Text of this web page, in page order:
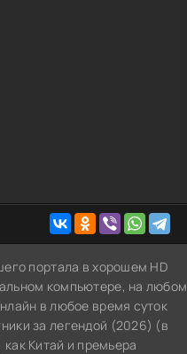
портала в хорошем HD
компьютере, на любом
в любое время суток
за легендой (2026) (в
Китай и премьера